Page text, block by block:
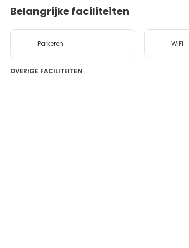
Belangrijke faciliteiten
Parkeren WiFi
OVERIGE FACILITEITEN